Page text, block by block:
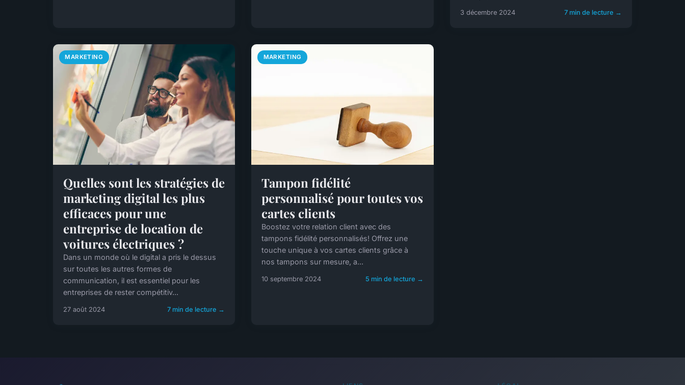
3 décembre 2024 7 min de lecture →
MARKETING
Quelles sont les stratégies de
marketing digital les plus
efficaces pour une
entreprise de location de
voitures électriques ?
Dans un monde où le digital a pris le dessus
sur toutes les autres formes de
communication, il est essentiel pour les
entreprises de rester compétitiv...
27 août 2024 7 min de lecture →
MARKETING
Tampon fidélité
personnalisé pour toutes vos
cartes clients
Boostez votre relation client avec des
tampons fidélité personnalisés! Offrez une
touche unique à vos cartes clients grâce à
nos tampons sur mesure, a...
10 septembre 2024 5 min de lecture →